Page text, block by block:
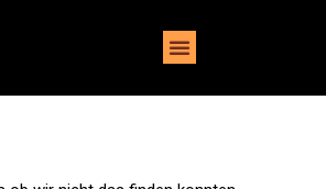
nichts gefunden